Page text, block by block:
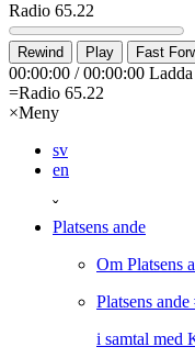
Radio 65.22
Rewind Play Fast
00:00:00 /00:00:00
=Radio 65.22
×Meny
sv
en
ˇ
Platsens ande
Om Platsens
Platsens
i samtal med